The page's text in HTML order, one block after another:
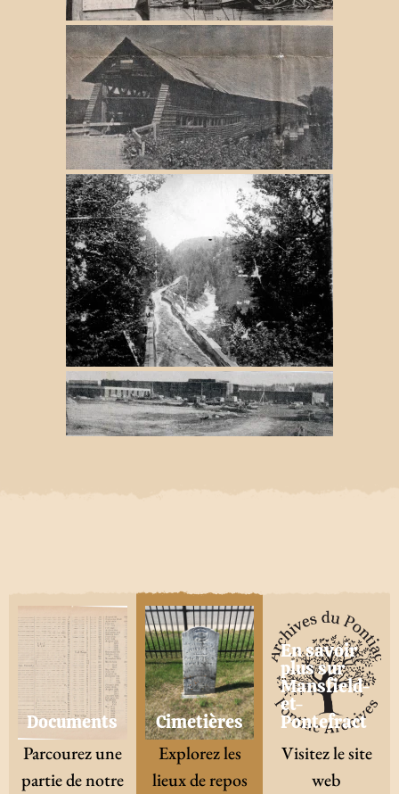
Documents
Parcourez une
partie de notre
Cimetières
Explorez les
lieux de repos
En savoir
plus sur
Mansfield-
et-
Pontefract
Visitez le site
web